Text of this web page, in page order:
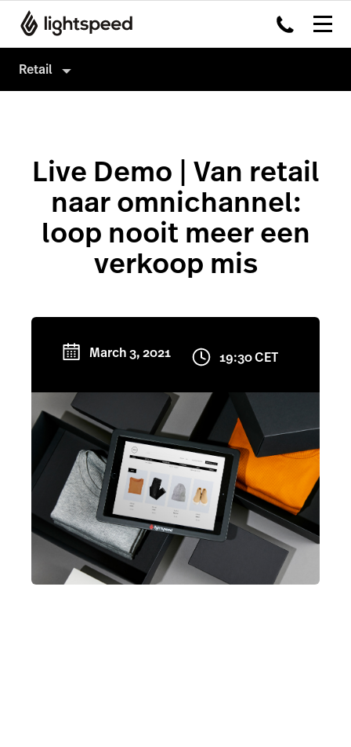
Retail
Kassasysteem
Omnichannel
Payments
Inventory
Insights
Marketing & Loyalty
AI Showroom
Scanner
Hardware
Integraties
Multi-locatie
Live Demo | Van retail
naar omnichannel:
loop nooit meer een
verkoop mis
March 3, 2021 19:30 CET